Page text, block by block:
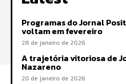
Programas do Jornal
voltam em fevereiro
28 de janeiro de 2026
A trajetória vitoriosa de
Nazareno
20 de janeiro de 2026